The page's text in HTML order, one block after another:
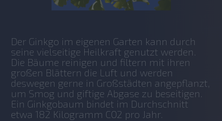
Der Ginkgo im eigenen Garten kann durch
seine vielseitige Heilkraft genutzt werden.
Die Bäume reinigen und filtern mit ihren
großen Blättern die Luft und werden
deswegen gerne in Großstädten angepflanzt,
um Smog und giftige Abgase zu beseitigen.
Ein Ginkgobaum bindet im Durchschnitt
etwa 182 Kilogramm CO2 pro Jahr.